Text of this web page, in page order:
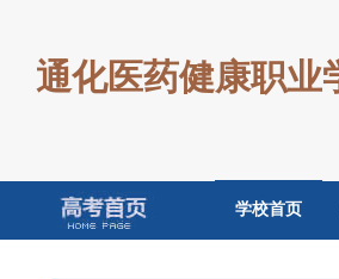
通化医药健康职业
学校首页